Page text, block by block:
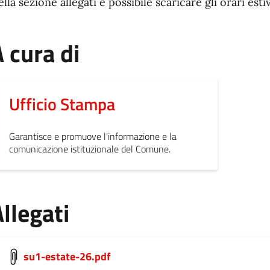
cura di
Ufficio Stampa
Garantisce e promuove l'informazione e la
comunicazione istituzionale del Comune.
su1-estate-26.pdf